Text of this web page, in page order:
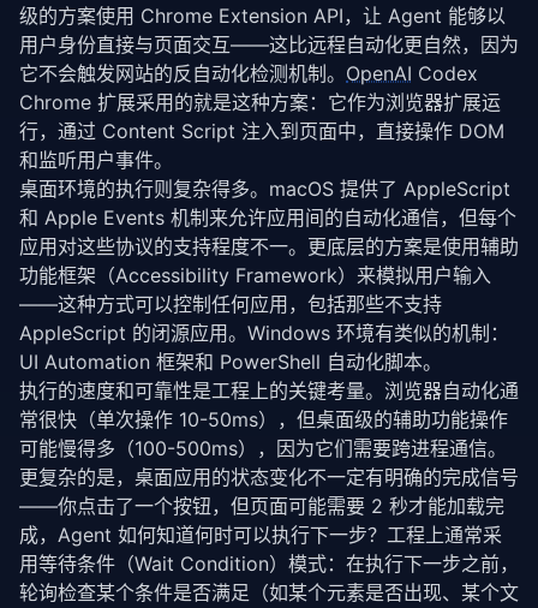
级的方案使用 Chrome Extension API，让 Agent 能够以
用户身份直接与页面交互——这比远程自动化更自然，因为
它不会触发网站的反自动化检测机制。 OpenAI Codex
Chrome 扩展采用的就是这种方案：它作为浏览器扩展运
行，通过 Content Script 注入到页面中，直接操作 DOM
和监听用户事件。
桌面环境的执行则复杂得多。macOS 提供了 AppleScript
和 Apple Events 机制来允许应用间的自动化通信，但每个
应用对这些协议的支持程度不一。更底层的方案是使用辅助
功能框架（Accessibility Framework）来模拟用户输入
——这种方式可以控制任何应用，包括那些不支持
AppleScript 的闭源应用。Windows 环境有类似的机制：
UI Automation 框架和 PowerShell 自动化脚本。
执行的速度和可靠性是工程上的关键考量。浏览器自动化通
常很快（单次操作 10-50ms），但桌面级的辅助功能操作
可能慢得多（100-500ms），因为它们需要跨进程通信。
更复杂的是，桌面应用的状态变化不一定有明确的完成信号
——你点击了一个按钮，但页面可能需要 2 秒才能加载完
成，Agent 如何知道何时可以执行下一步？工程上通常采
用等待条件（Wait Condition）模式：在执行下一步之前，
轮询检查某个条件是否满足（如某个元素是否出现、某个文